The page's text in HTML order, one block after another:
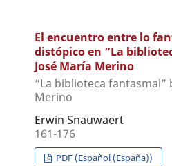
El encuentro entre lo
distópico en “La
José María Merino
“La biblioteca fantasmal”
Merino
Erwin Snauwaert
161-176
PDF (Español (España))